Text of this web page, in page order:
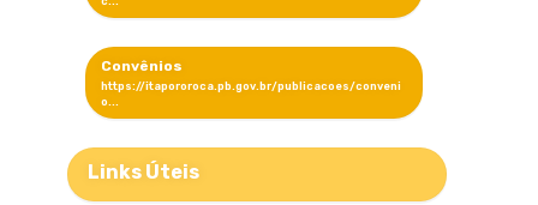
Convênios
Links Úteis